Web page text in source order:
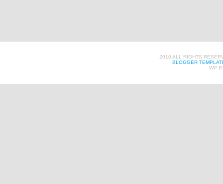
2010 ALL RIGHTS
BLOGGER
WP